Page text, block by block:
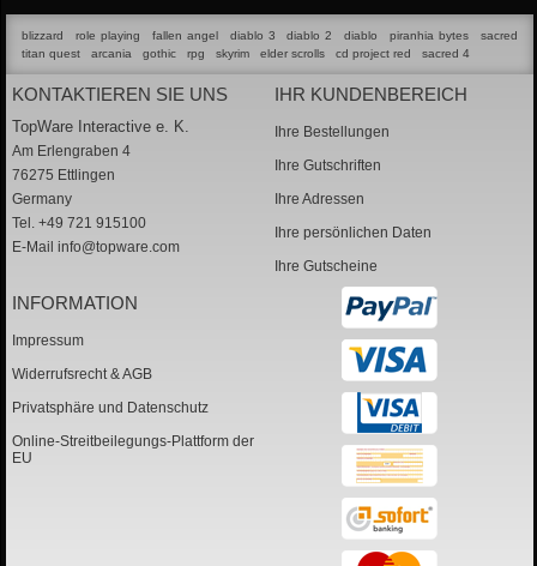
blizzard role playing fallen angel diablo 3 diablo 2 diablo piranhia bytes
sacred
titan quest
arcania gothic rpg skyrim elder scrolls cd project red sacred 4
KONTAKTIEREN SIE UNS
TopWare Interactive e. K.
Am Erlengraben 4
76275 Ettlingen
Germany
Tel. +49 721 915100
E-Mail info@topware.com
IHR KUNDENBEREICH
Ihre Bestellungen
Ihre Gutschriften
Ihre Adressen
Ihre persönlichen Daten
Ihre Gutscheine
INFORMATION
Impressum
Widerrufsrecht & AGB
Privatsphäre und Datenschutz
Online-Streitbeilegungs-Plattform der
EU